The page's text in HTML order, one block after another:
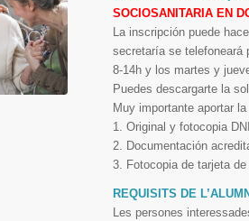
SOCIOSANITARIA EN
La inscripción puede
secretaría se telefoneará
8-14h y los martes y
Puedes descargarte la
Muy importante aportar
1. Original y fotocopia
2. Documentación
3. Fotocopia de tarjeta
REQUISITS DE
Les persones